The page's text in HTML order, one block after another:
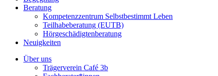
Beratung
Kompetenzzentrum Selbstbestimmt Leben
Teilhabeberatung (EUTB)
Hörgeschädigtenberatung
Neuigkeiten
Über uns
Trägerverein Café 3b